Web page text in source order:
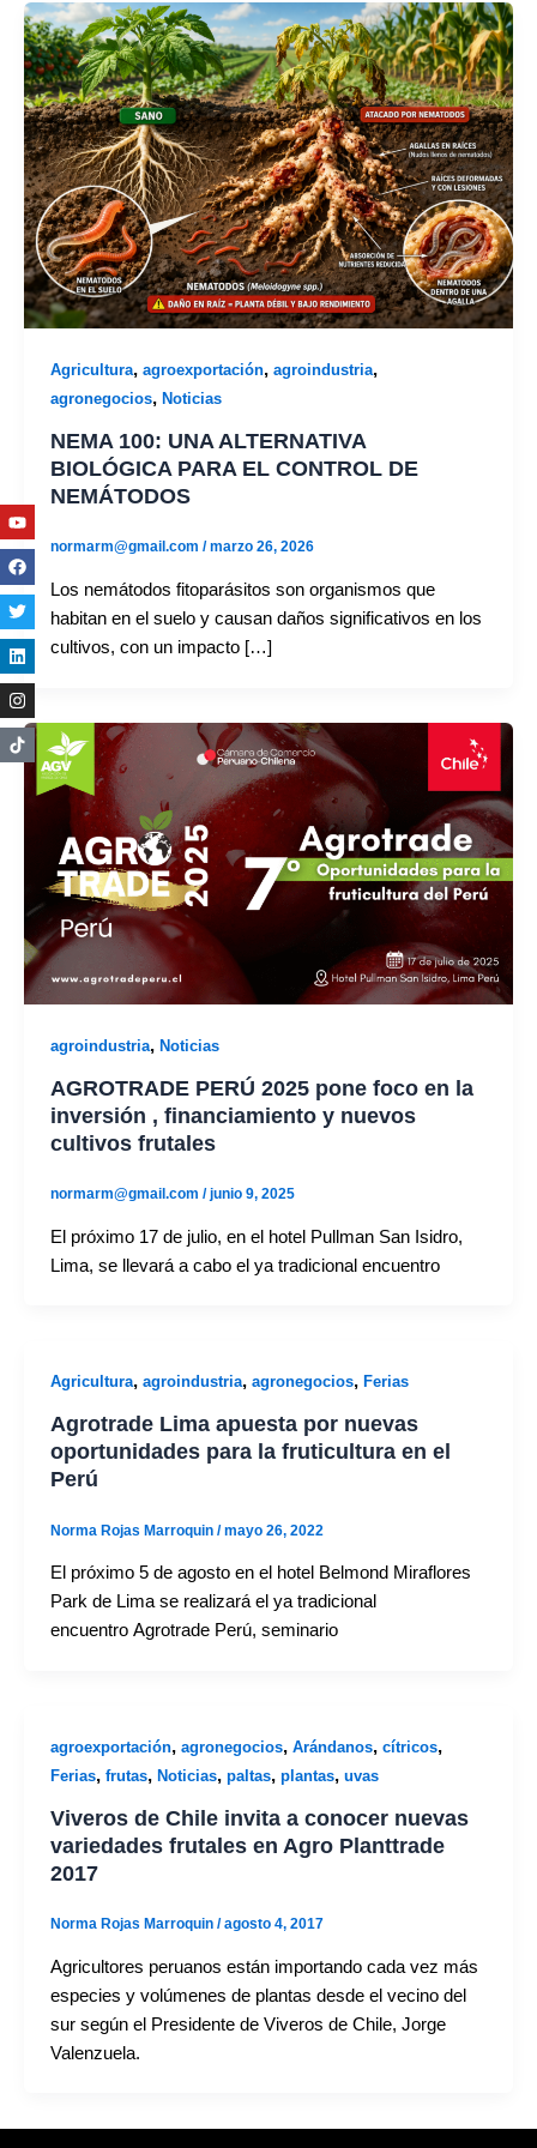
Agricultura, agroexportación, agroindustria,
agronegocios, Noticias
NEMA 100: UNA ALTERNATIVA
BIOLÓGICA PARA EL CONTROL DE
NEMÁTODOS
normarm@gmail.com /marzo 26, 2026
Los nemátodos fitoparásitos son organismos que
habitan en el suelo y causan daños significativos en los
cultivos, con un impacto […]
agroindustria, Noticias
AGROTRADE PERÚ 2025 pone foco en la
inversión , financiamiento y nuevos
cultivos frutales
normarm@gmail.com /junio 9, 2025
El próximo 17 de julio, en el hotel Pullman San Isidro,
Lima, se llevará a cabo el ya tradicional encuentro
Agricultura, agroindustria, agronegocios, Ferias
Agrotrade Lima apuesta por nuevas
oportunidades para la fruticultura en el
Perú
Norma Rojas Marroquin /mayo 26, 2022
El próximo 5 de agosto en el hotel Belmond Miraflores
Park de Lima se realizará el ya tradicional
encuentro Agrotrade Perú, seminario
agroexportación, agronegocios, Arándanos, cítricos,
Ferias, frutas, Noticias, paltas, plantas, uvas
Viveros de Chile invita a conocer nuevas
variedades frutales en Agro Planttrade
2017
Norma Rojas Marroquin /agosto 4, 2017
Agricultores peruanos están importando cada vez más
especies y volúmenes de plantas desde el vecino del
sur según el Presidente de Viveros de Chile, Jorge
Valenzuela.
Youtube
Facebook
Twitter
Linkedin
Instagram